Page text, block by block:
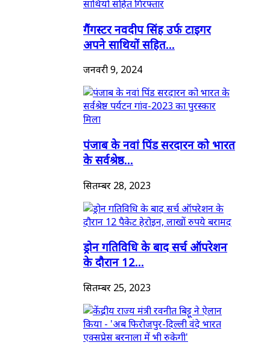
गैंगस्टर नवदीप सिंह उर्फ टाइगर
अपने साथियों सहित...
जनवरी 9, 2024
पंजाब के नवां पिंड सरदारन को भारत
के सर्वश्रेष्ठ...
सितम्बर 28, 2023
ड्रोन गतिविधि के बाद सर्च ऑपरेशन
के दौरान 12...
सितम्बर 25, 2023